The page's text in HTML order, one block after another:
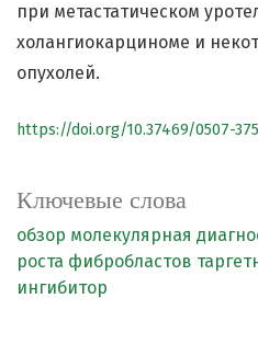
Ключевые слова
обзор молекулярная
роста фибробластов
ингибитор
при метастатическом
холангиокарциноме и
опухолей.
https://doi.org/10.37469/0507-